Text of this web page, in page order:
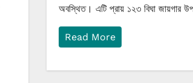
অবস্থিত। এটি প্রায় ১২৩ বিঘা জায়গার
Read More